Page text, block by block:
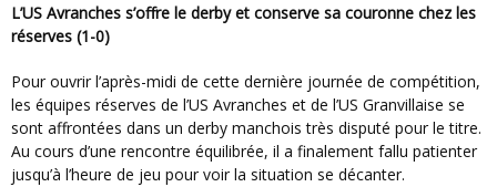
L’US Avranches s’offre le derby et conserve sa couronne chez les
réserves (1-0)
Pour ouvrir l’après-midi de cette dernière journée de compétition,
les équipes réserves de l’US Avranches et de l’US Granvillaise se
sont affrontées dans un derby manchois très disputé pour le titre.
Au cours d’une rencontre équilibrée, il a finalement fallu patienter
jusqu’à l’heure de jeu pour voir la situation se décanter.